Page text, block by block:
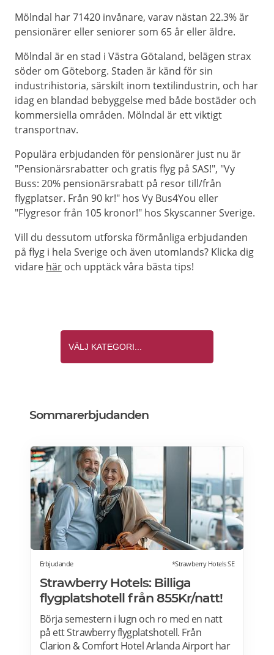
Mölndal har 71420 invånare, varav nästan 22.3% är
pensionärer eller seniorer som 65 år eller äldre.
Mölndal är en stad i Västra Götaland, belägen strax
söder om Göteborg. Staden är känd för sin
industrihistoria, särskilt inom textilindustrin, och har
idag en blandad bebyggelse med både bostäder och
kommersiella områden. Mölndal är ett viktigt
transportnav.
Populära erbjudanden för pensionärer just nu är
"Pensionärsrabatter och gratis flyg på SAS!", "Vy
Buss: 20% pensionärsrabatt på resor till/från
flygplatser. Från 90 kr!" hos Vy Bus4You eller
"Flygresor från 105 kronor!" hos Skyscanner Sverige.
Vill du dessutom utforska förmånliga erbjudanden
på flyg i hela Sverige och även utomlands? Klicka dig
vidare här och upptäck våra bästa tips!
Sommarerbjudanden
Erbjudande *Strawberry Hotels SE
Strawberry Hotels: Billiga
flygplatshotell från 855Kr/natt!
Börja semestern i lugn och ro med en natt
på ett Strawberry flygplatshotell. Från
Clarion & Comfort Hotel Arlanda Airport har